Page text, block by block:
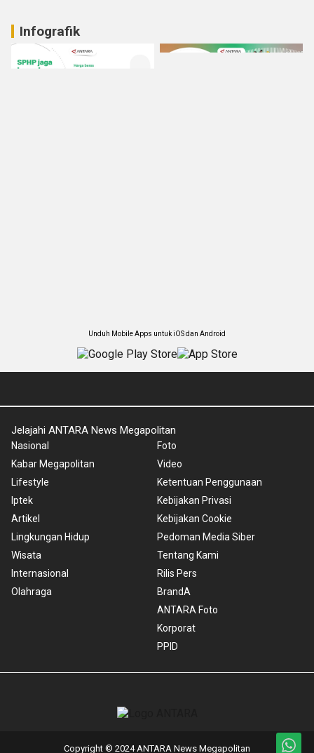
Infografik
Unduh Mobile Apps untuk iOS dan Android
Jelajahi ANTARA News Megapolitan
Nasional
Kabar Megapolitan
Lifestyle
Iptek
Artikel
Lingkungan Hidup
Wisata
Internasional
Olahraga
Foto
Video
Ketentuan Penggunaan
Kebijakan Privasi
Kebijakan Cookie
Pedoman Media Siber
Tentang Kami
Rilis Pers
BrandA
ANTARA Foto
Korporat
PPID
Copyright © 2024 ANTARA News Megapolitan